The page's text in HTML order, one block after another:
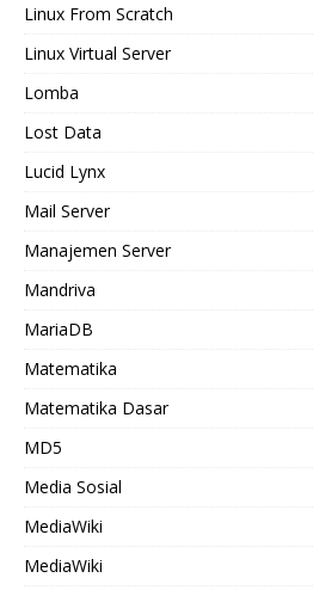
Linux From Scratch
Linux Virtual Server
Lomba
Lost Data
Lucid Lynx
Mail Server
Manajemen Server
Mandriva
MariaDB
Matematika
Matematika Dasar
MD5
Media Sosial
MediaWiki
MediaWiki